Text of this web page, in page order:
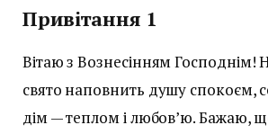
Привітання 1
Вітаю з Вознесінням Господнім!
свято наповнить душу спокоєм,
дім — теплом і любов’ю. Бажаю,